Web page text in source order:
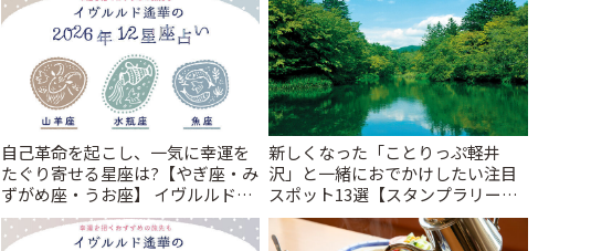
自己革命を起こし、一気に幸運を
たぐり寄せる星座は?【やぎ座・み
ずがめ座・うお座】 イヴルルド遙
華2026年 夏の運勢~Summer~ | こ
とりっぷ
新しくなった「ことりっぷ軽井
沢」と一緒におでかけしたい注目
スポット13選【スタンプラリー開
催中】 | ことりっぷ